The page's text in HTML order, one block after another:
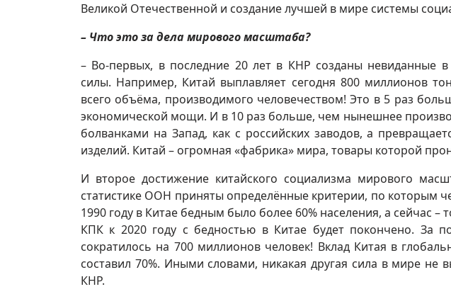
Великой Отечественной и создание лучшей в мире системы
– Что это за дела мирового масштаба?
– Во-первых, в последние 20 лет в КНР созданы невиданные
силы. Например, Китай выплавляет сегодня 800 миллионов
всего объёма, производимого человечеством! Это в 5 раз
экономической мощи. И в 10 раз больше, чем нынешнее
болванками на Запад, как с российских заводов, а
изделий. Китай – огромная «фабрика» мира, товары которой
И второе достижение китайского социализма мирового
статистике ООН приняты определённые критерии, по которым
1990 году в Китае бедным было более 60% населения, а сейчас –
КПК к 2020 году с бедностью в Китае будет покончено. За
сократилось на 700 миллионов человек! Вклад Китая в
составил 70%. Иными словами, никакая другая сила в мире не
КНР.